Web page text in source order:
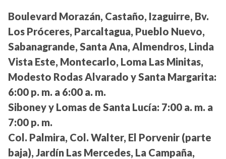
Boulevard Morazán, Castaño, Izaguirre, Bv.
Los Próceres, Parcaltagua, Pueblo Nuevo,
Sabanagrande, Santa Ana, Almendros, Linda
Vista Este, Montecarlo, Loma Las Minitas,
Modesto Rodas Alvarado y Santa Margarita:
6:00 p. m. a 6:00 a. m.
Siboney y Lomas de Santa Lucía: 7:00 a. m. a
7:00 p. m.
Col. Palmira, Col. Walter, El Porvenir (parte
baja), Jardín Las Mercedes, La Campaña,